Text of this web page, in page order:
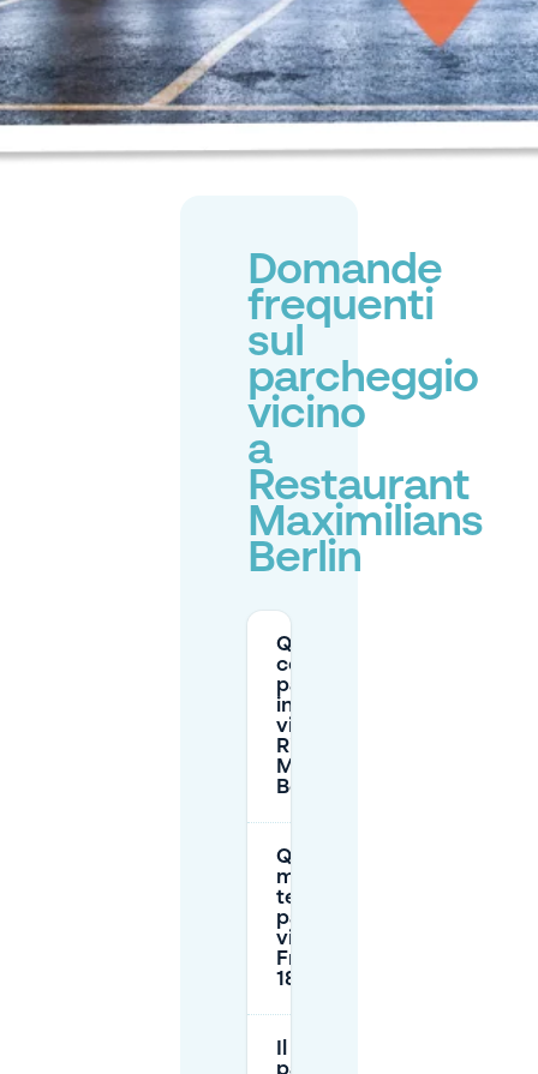
Domande
frequenti
sul
parcheggio
vicino
a
Restaurant
Maximilians
Berlin
Quanto
costa il
parcheggio
in strada
vicino al
Ristorante
Maximilians
Berlino?
Qual è il limite
massimo di
tempo per il
parcheggio
vicino a
Friedrichstraße
185–190?